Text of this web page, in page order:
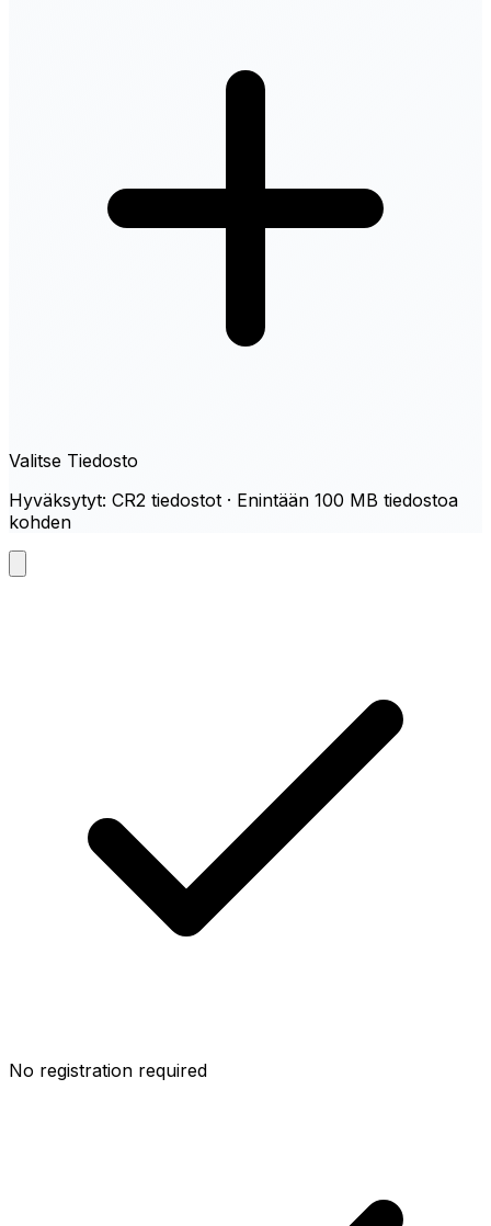
Valitse Tiedosto
Hyväksytyt: CR2 tiedostot · Enintään 100 MB tiedostoa
kohden
No registration required